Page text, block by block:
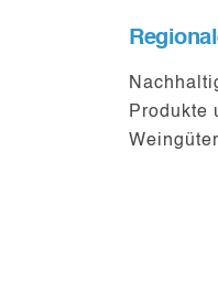
Produkte